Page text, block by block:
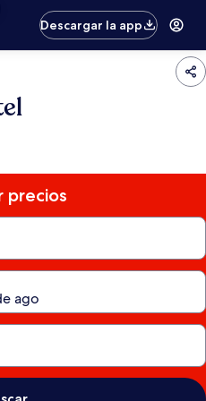
Descargar la app
precios